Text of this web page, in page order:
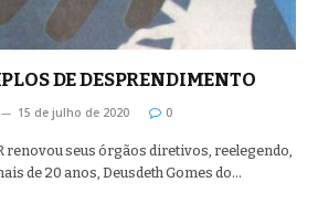
DE DESPRENDIMENTO
15 de julho de 2020 0
renovou seus órgãos diretivos, reelegendo,
de 20 anos, Deusdeth Gomes do…